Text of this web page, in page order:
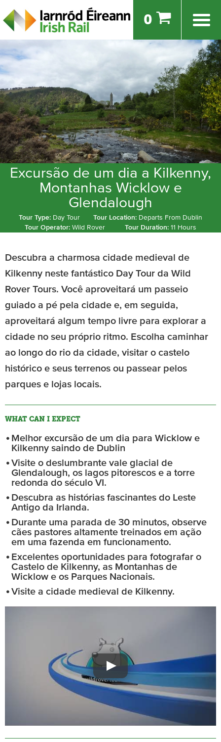
0
Excursão de um dia a Kilkenny,
Montanhas Wicklow e
Glendalough
Tour Type: Day Tour Tour Location: Departs From Dublin
Tour Operator: Wild Rover Tour Duration: 11 Hours
Descubra a charmosa cidade medieval de
Kilkenny neste fantástico Day Tour da Wild
Rover Tours. Você aproveitará um passeio
guiado a pé pela cidade e, em seguida,
aproveitará algum tempo livre para explorar a
cidade no seu próprio ritmo. Escolha caminhar
ao longo do rio da cidade, visitar o castelo
histórico e seus terrenos ou passear pelos
parques e lojas locais.
WHAT CAN I EXPECT
Melhor excursão de um dia para Wicklow e
Kilkenny saindo de Dublin
Visite o deslumbrante vale glacial de
Glendalough, os lagos pitorescos e a torre
redonda do século VI.
Descubra as histórias fascinantes do Leste
Antigo da Irlanda.
Durante uma parada de 30 minutos, observe
cães pastores altamente treinados em ação
em uma fazenda em funcionamento.
Excelentes oportunidades para fotografar o
Castelo de Kilkenny, as Montanhas de
Wicklow e os Parques Nacionais.
Visite a cidade medieval de Kilkenny.